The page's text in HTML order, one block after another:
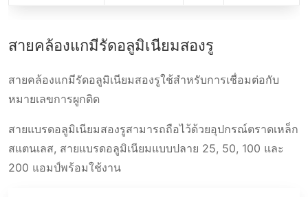
สายคล้องแกมีรัดอลูมิเนียมสองรู
สายคล้องแกมีรัดอลูมิเนียมสองรูใช้สำหรับการเชื่อมต่อกับ
หมายเลขการผูกติด
สายแบรดอลูมิเนียมสองรูสามารถถือไว้ด้วยอุปกรณ์ตราดเหล็ก
สแตนเลส, สายแบรดอลูมิเนียมแบบปลาย 25, 50, 100 และ
200 แอมป์พร้อมใช้งาน